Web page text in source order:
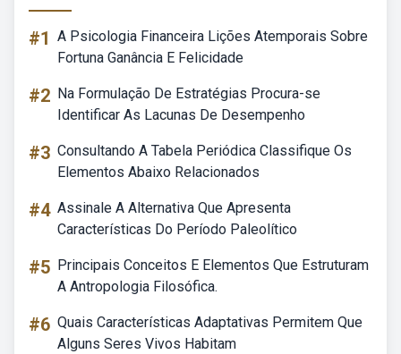
#1 A Psicologia Financeira Lições Atemporais Sobre
Fortuna Ganância E Felicidade
#2 Na Formulação De Estratégias Procura-se
Identificar As Lacunas De Desempenho
#3 Consultando A Tabela Periódica Classifique Os
Elementos Abaixo Relacionados
#4 Assinale A Alternativa Que Apresenta
Características Do Período Paleolítico
#5 Principais Conceitos E Elementos Que Estruturam
A Antropologia Filosófica.
#6 Quais Características Adaptativas Permitem Que
Alguns Seres Vivos Habitam